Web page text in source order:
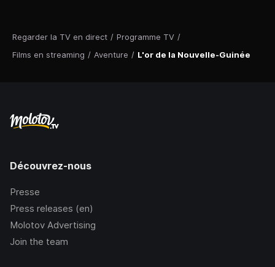
Regarder la TV en direct / Programme TV /
Films en streaming / Aventure / L'or de la Nouvelle-Guinée
Découvrez-nous
Presse
Press releases (en)
Molotov Advertising
Join the team